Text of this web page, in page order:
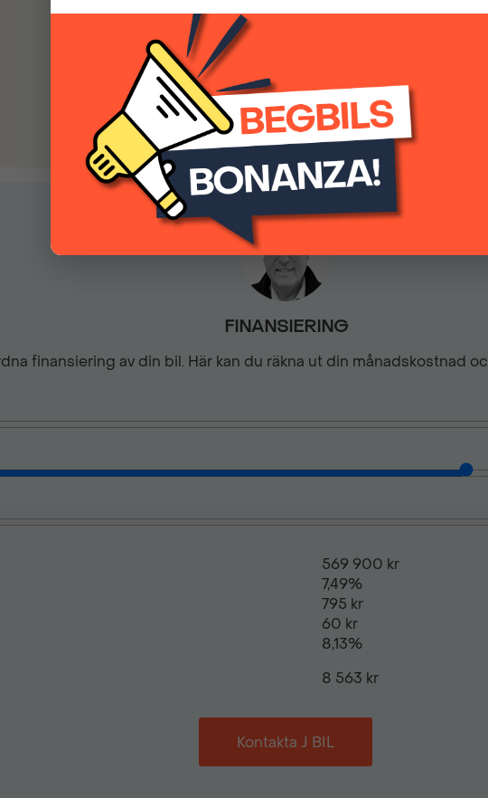
Intelligent Speed
LED dimljus fram
Nyckelfritt lås- och
Takrails
Trådlös laddning
(inkl.moms)
Automatisk
FINANSIERING
finansiering av din bil. Här kan du räkna ut din månadskostnad
569 900 kr
7,49%
795 kr
60 kr
8,13%
8 563 kr
Kontakta J BIL